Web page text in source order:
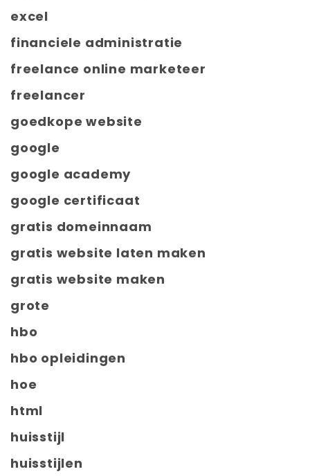
excel
financiele administratie
freelance online marketeer
freelancer
goedkope website
google
google academy
google certificaat
gratis domeinnaam
gratis website laten maken
gratis website maken
grote
hbo
hbo opleidingen
hoe
html
huisstijl
huisstijlen